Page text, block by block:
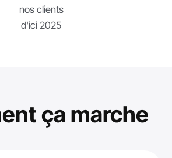
nos clients
d'ici 2025
ça marche